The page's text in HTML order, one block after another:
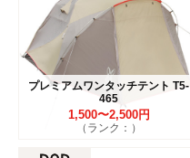
プレミアムワンタッチテント T5-
465
1,500〜2,500円
（ランク：）